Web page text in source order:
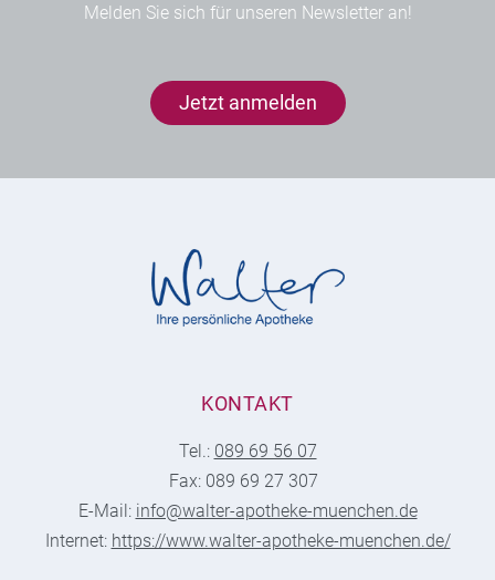
Melden Sie sich für unseren Newsletter an!
Jetzt anmelden
KONTAKT
Tel.: 089 69 56 07
Fax: 089 69 27 307
E-Mail: info@walter-apotheke-muenchen.de
Internet: https://www.walter-apotheke-muenchen.de/